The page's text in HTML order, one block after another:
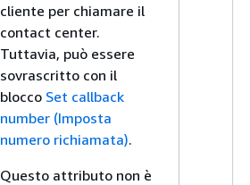
cliente per chiamare il
contact center.
Tuttavia, può essere
sovrascritto con il
blocco Set callback
number (Imposta
numero richiamata).
Questo attributo non è